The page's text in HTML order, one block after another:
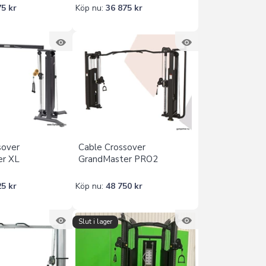
kr Köp nu: 36 875 kr
XL
kr
Cable Crossover
GrandMaster PRO2
Köp nu: 48 750 kr
Slut i lager